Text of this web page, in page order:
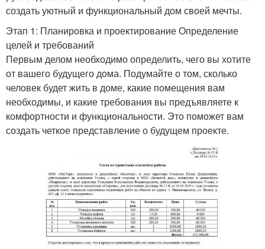
создать уютный и функциональный дом своей мечты.
Этап 1: Планировка и проектирование Определение
целей и требований
Первым делом необходимо определить, чего вы хотите
от вашего будущего дома. Подумайте о том, сколько
человек будет жить в доме, какие помещения вам
необходимы, и какие требования вы предъявляете к
комфортности и функциональности. Это поможет вам
создать четкое представление о будущем проекте.